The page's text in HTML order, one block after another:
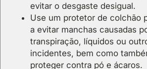
evitar o desgaste desigual.
Use um protetor de colchão
a evitar manchas causadas
transpiração, líquidos ou
incidentes, bem como
proteger contra pó e ácaros.